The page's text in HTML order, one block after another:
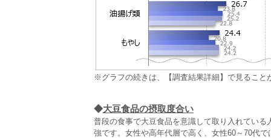
※グラフの続きは、【調査結果詳細】で見ること
◆大豆食品の摂取度合い
普段の食事で大豆食品を意識して取り入れてい
強です。女性や高年代層で高く、女性60～70代